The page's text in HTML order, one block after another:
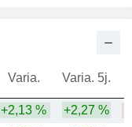
Varia. Varia. 5j.
+2,13 % +2,27 %